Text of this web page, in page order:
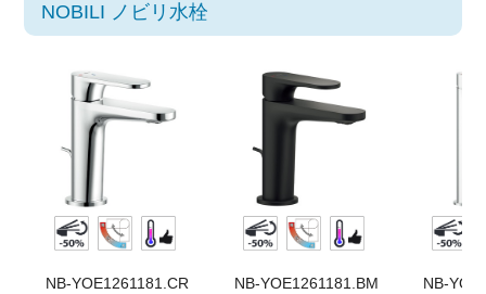
NOBILI ノビリ水栓
NB-YOE1261181.CR
NB-YOE1261181.BM
NB-